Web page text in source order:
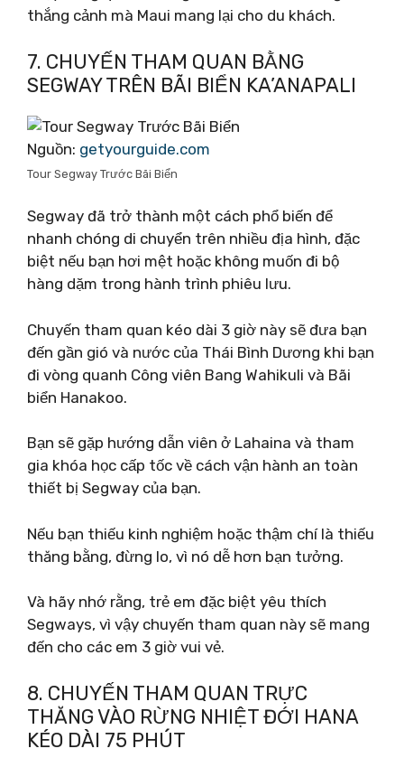
thắng cảnh mà Maui mang lại cho du khách.
7. CHUYẾN THAM QUAN BẰNG
SEGWAY TRÊN BÃI BIỂN KA’ANAPALI
Nguồn: getyourguide.com
Tour Segway Trước Bãi Biển
Segway đã trở thành một cách phổ biến để
nhanh chóng di chuyển trên nhiều địa hình, đặc
biệt nếu bạn hơi mệt hoặc không muốn đi bộ
hàng dặm trong hành trình phiêu lưu.
Chuyến tham quan kéo dài 3 giờ này sẽ đưa bạn
đến gần gió và nước của Thái Bình Dương khi bạn
đi vòng quanh Công viên Bang Wahikuli và Bãi
biển Hanakoo.
Bạn sẽ gặp hướng dẫn viên ở Lahaina và tham
gia khóa học cấp tốc về cách vận hành an toàn
thiết bị Segway của bạn.
Nếu bạn thiếu kinh nghiệm hoặc thậm chí là thiếu
thăng bằng, đừng lo, vì nó dễ hơn bạn tưởng.
Và hãy nhớ rằng, trẻ em đặc biệt yêu thích
Segways, vì vậy chuyến tham quan này sẽ mang
đến cho các em 3 giờ vui vẻ.
8. CHUYẾN THAM QUAN TRỰC
THĂNG VÀO RỪNG NHIỆT ĐỚI HANA
KÉO DÀI 75 PHÚT